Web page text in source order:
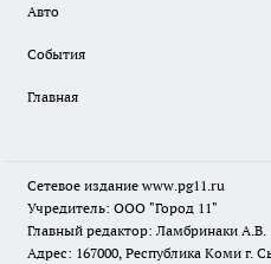
Авто
События
Главная
Сетевое издание www.pg11.ru
Учредитель: ООО "Город 11"
Главный редактор: Ламбринаки А.В.
Адрес: 167000, Республика Коми г.